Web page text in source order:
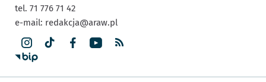
tel. 71 776 71 42
e-mail: redakcja@araw.pl